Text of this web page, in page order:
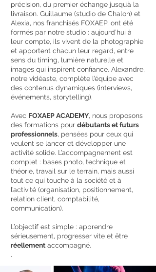
précision, du premier échange jusqu’à la
livraison. Guillaume (studio de Chalon) et
Alexia, nos franchisés FOXAEP, ont été
formés par notre studio : aujourd’hui à
leur compte, ils vivent de la photographie
et apportent chacun leur regard, entre
sens du timing, lumière naturelle et
images qui inspirent confiance. Alexandre,
notre vidéaste, complète l’équipe avec
des contenus dynamiques (interviews,
événements, storytelling).
Avec FOXAEP ACADEMY, nous proposons
des formations pour débutants et futurs
professionnels, pensées pour ceux qui
veulent se lancer et développer une
activité solide. L’accompagnement est
complet : bases photo, technique et
théorie, travail sur le terrain, mais aussi
tout ce qui touche à la société et à
l’activité (organisation, positionnement,
relation client, comptabilité,
communication).
L’objectif est simple : apprendre
sérieusement, progresser vite et être
réellement accompagné.
.